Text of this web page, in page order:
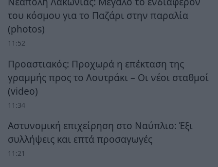
του κόσμου για το Παζάρι στην παραλία
(photos)
11:52
Προαστιακός: Προχωρά η επέκταση της
γραμμής προς το Λουτράκι – Οι νέοι σταθμοί
(video)
11:34
Αστυνομική επιχείρηση στο Ναύπλιο: Έξι
συλλήψεις και επτά προσαγωγές
11:21